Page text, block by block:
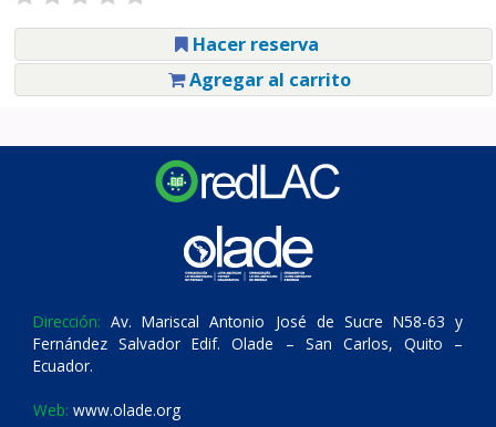
Hacer reserva
Agregar al carrito
Dirección: Av. Mariscal Antonio José de Sucre N58-63 y
Fernández Salvador Edif. Olade – San Carlos, Quito –
Ecuador.
Web: www.olade.org